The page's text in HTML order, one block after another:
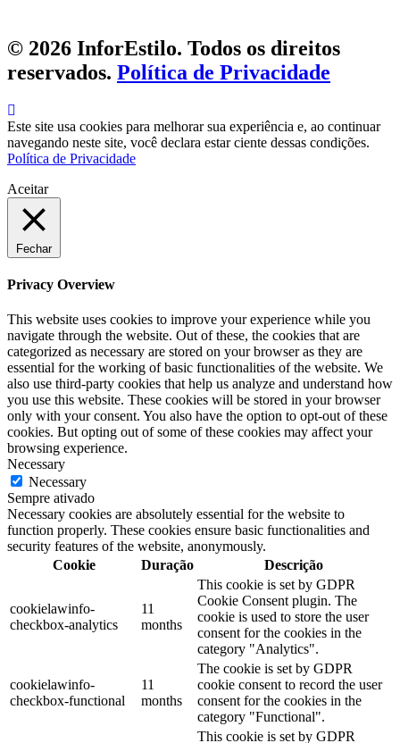
© 2026 InforEstilo. Todos os direitos
reservados. Política de Privacidade
Este site usa cookies para melhorar sua experiência e, ao continuar
navegando neste site, você declara estar ciente dessas condições.
Política de Privacidade
Aceitar
Fechar
Privacy Overview
This website uses cookies to improve your experience while you
navigate through the website. Out of these, the cookies that are
categorized as necessary are stored on your browser as they are
essential for the working of basic functionalities of the website. We
also use third-party cookies that help us analyze and understand how
you use this website. These cookies will be stored in your browser
only with your consent. You also have the option to opt-out of these
cookies. But opting out of some of these cookies may affect your
browsing experience.
Necessary
Necessary
Sempre ativado
Necessary cookies are absolutely essential for the website to
function properly. These cookies ensure basic functionalities and
security features of the website, anonymously.
Cookie
Duração Descrição
cookielawinfo-
checkbox-analytics
11
months
This cookie is set by GDPR
Cookie Consent plugin. The
cookie is used to store the user
consent for the cookies in the
category "Analytics".
cookielawinfo-
checkbox-functional
11
months
The cookie is set by GDPR
cookie consent to record the user
consent for the cookies in the
category "Functional".
This cookie is set by GDPR